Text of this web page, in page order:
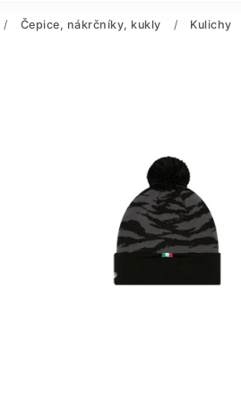
/ Čepice, nákrčníky, kukly / Kulichy